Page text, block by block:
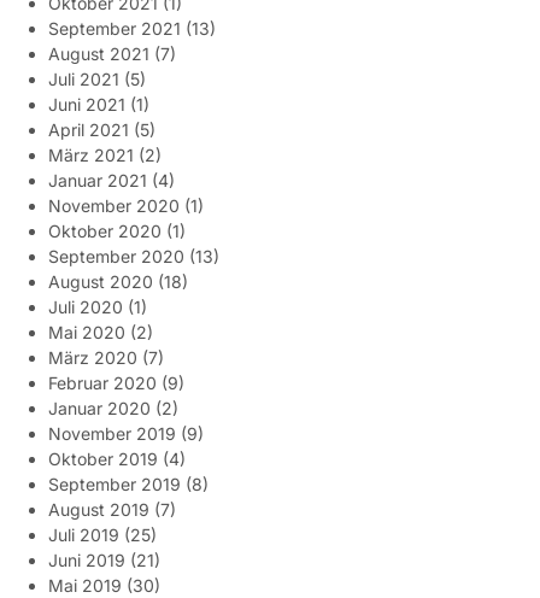
September 2021 (13)
August 2021 (7)
Juli 2021 (5)
Juni 2021 (1)
April 2021 (5)
März 2021 (2)
Januar 2021 (4)
November 2020 (1)
Oktober 2020 (1)
September 2020 (13)
August 2020 (18)
Juli 2020 (1)
Mai 2020 (2)
März 2020 (7)
Februar 2020 (9)
Januar 2020 (2)
November 2019 (9)
Oktober 2019 (4)
September 2019 (8)
August 2019 (7)
Juli 2019 (25)
Juni 2019 (21)
Mai 2019 (30)